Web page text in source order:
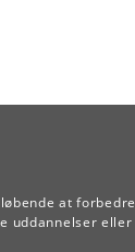
at forbedre
uddannelser eller